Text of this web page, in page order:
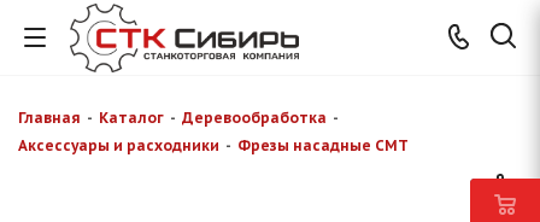
Главная - Каталог - Деревообработка -
Аксессуары и расходники - Фрезы насадные CMT